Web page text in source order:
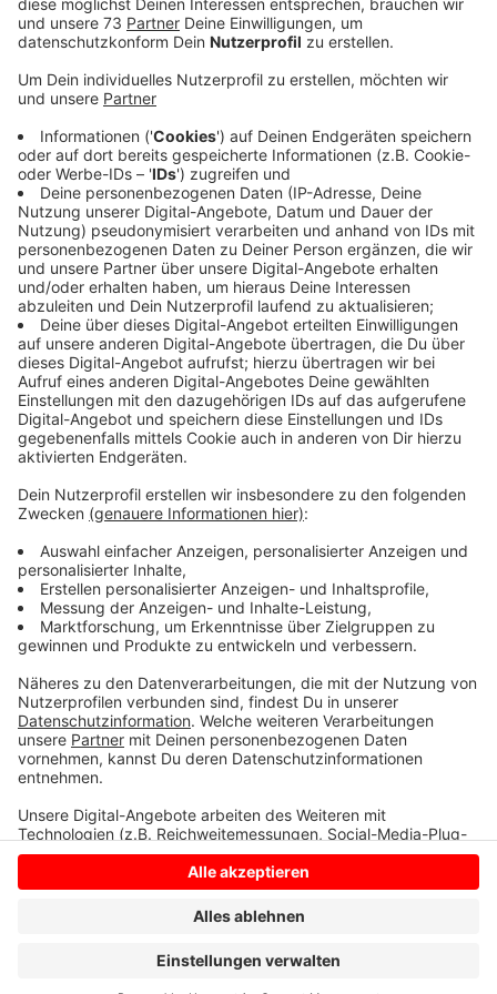
Anzeige
Marina ist schon ein bisschen nervös
Anzeige
18.00 Uhr ist Anstoß. Marina sagte dem BBV:
"Man geht mit anderen Emotionen in die Partie,
nachdem man gegen diesen Gegner bei der WM
herausgeflogen ist. Man kann die Niederlage
zwar nicht mehr wettmachen, aber zumindest
zeigen, dass wir nur einen schlechten Tag
hatten."
Hegering und die Deutsche Fußballfrauen sind noch
eine Woche lang in Portugal. Der Algarve Cup gilt als
Gradmesser für die Teams, damit sie wissen, wo sie
aktuell stehen.
Anzeige